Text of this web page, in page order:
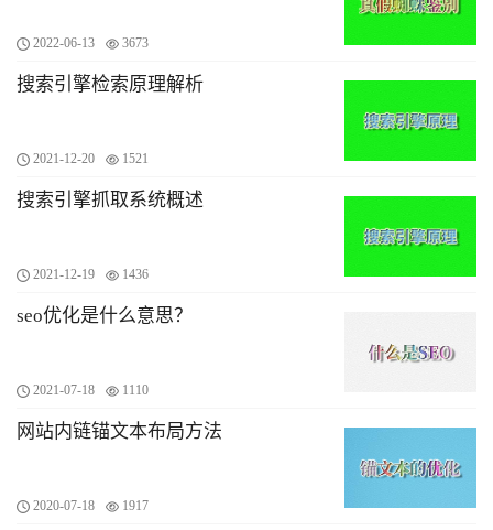
2022-06-13 3673
搜索引擎检索原理解析
2021-12-20 1521
搜索引擎抓取系统概述
2021-12-19 1436
seo优化是什么意思？
2021-07-18 1110
网站内链锚文本布局方法
2020-07-18 1917